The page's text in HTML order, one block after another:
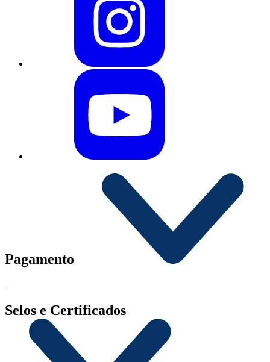
Pagamento
Selos e Certificados